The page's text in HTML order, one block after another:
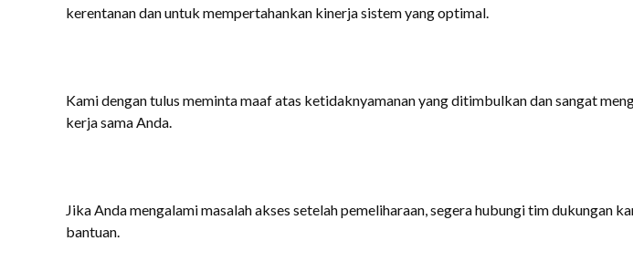
kerentanan dan untuk mempertahankan kinerja sistem yang optimal.
Kami dengan tulus meminta maaf atas ketidaknyamanan yang ditimbulkan dan sangat
kerja sama Anda.
Jika Anda mengalami masalah akses setelah pemeliharaan, segera hubungi tim dukungan
bantuan.